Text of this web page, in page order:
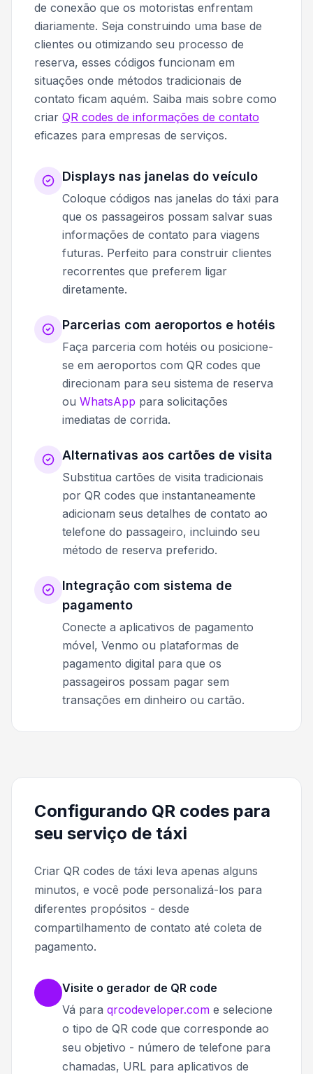
de conexão que os motoristas enfrentam
diariamente. Seja construindo uma base de
clientes ou otimizando seu processo de
reserva, esses códigos funcionam em
situações onde métodos tradicionais de
contato ficam aquém. Saiba mais sobre como
criar QR codes de informações de contato
eficazes para empresas de serviços.
Displays nas janelas do veículo
Coloque códigos nas janelas do táxi para
que os passageiros possam salvar suas
informações de contato para viagens
futuras. Perfeito para construir clientes
recorrentes que preferem ligar
diretamente.
Parcerias com aeroportos e hotéis
Faça parceria com hotéis ou posicione-
se em aeroportos com QR codes que
direcionam para seu sistema de reserva
ou WhatsApp para solicitações
imediatas de corrida.
Alternativas aos cartões de visita
Substitua cartões de visita tradicionais
por QR codes que instantaneamente
adicionam seus detalhes de contato ao
telefone do passageiro, incluindo seu
método de reserva preferido.
Integração com sistema de
pagamento
Conecte a aplicativos de pagamento
móvel, Venmo ou plataformas de
pagamento digital para que os
passageiros possam pagar sem
transações em dinheiro ou cartão.
Configurando QR codes para
seu serviço de táxi
Criar QR codes de táxi leva apenas alguns
minutos, e você pode personalizá-los para
diferentes propósitos - desde
compartilhamento de contato até coleta de
pagamento.
Visite o gerador de QR code
Vá para qrcodeveloper.com e selecione
o tipo de QR code que corresponde ao
seu objetivo - número de telefone para
chamadas, URL para aplicativos de